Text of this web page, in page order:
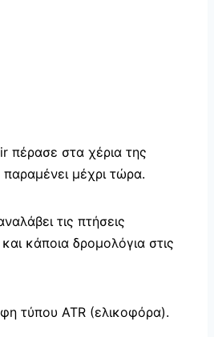
πέρασε στα χέρια της
μέχρι τώρα.
τις πτήσεις
κάποια δρομολόγια στις
τύπου ATR (ελικοφόρα).